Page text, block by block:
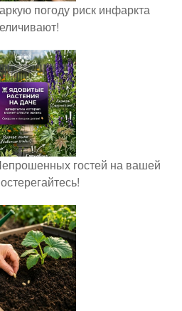
погоду риск инфаркта
гостей на вашей